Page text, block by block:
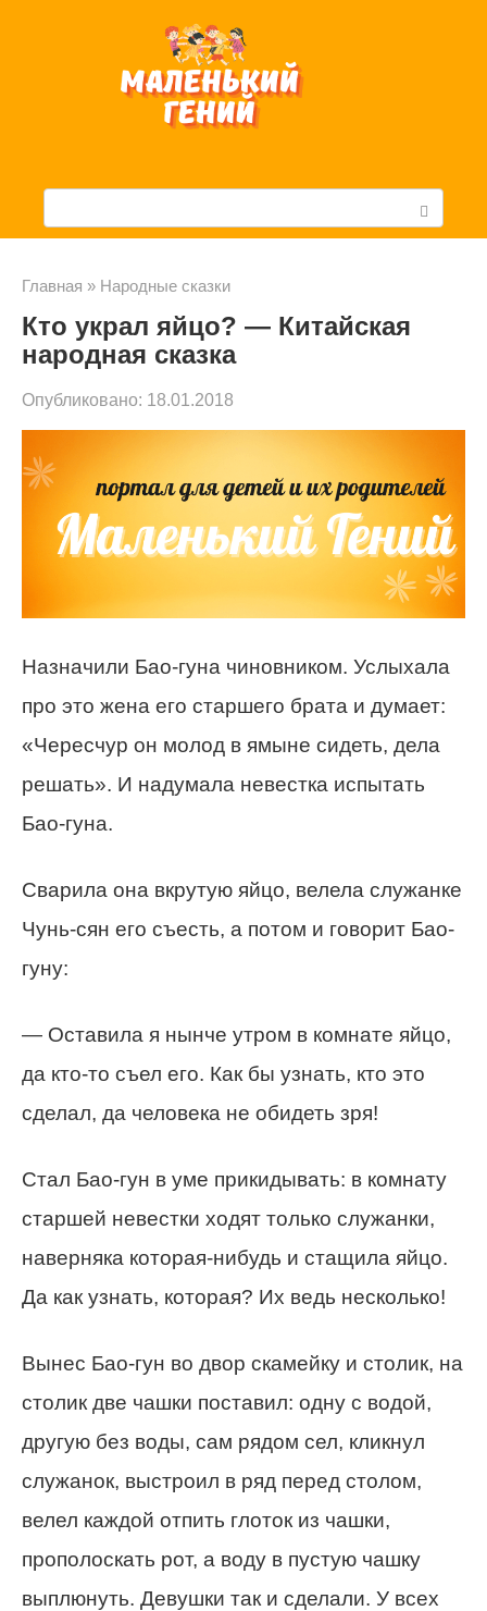
с
Главная » Народные сказки
Кто украл яйцо? — Китайская
народная сказка
Опубликовано: 18.01.2018
Назначили Бао-гуна чиновником. Услыхала
про это жена его старшего брата и думает:
«Чересчур он молод в ямыне сидеть, дела
решать». И надумала невестка испытать
Бао-гуна.
Сварила она вкрутую яйцо, велела служанке
Чунь-сян его съесть, а потом и говорит Бао-
гуну:
— Оставила я нынче утром в комнате яйцо,
да кто-то съел его. Как бы узнать, кто это
сделал, да человека не обидеть зря!
Стал Бао-гун в уме прикидывать: в комнату
старшей невестки ходят только служанки,
наверняка которая-нибудь и стащила яйцо.
Да как узнать, которая? Их ведь несколько!
Вынес Бао-гун во двор скамейку и столик, на
столик две чашки поставил: одну с водой,
другую без воды, сам рядом сел, кликнул
служанок, выстроил в ряд перед столом,
велел каждой отпить глоток из чашки,
прополоскать рот, а воду в пустую чашку
выплюнуть. Девушки так и сделали. У всех